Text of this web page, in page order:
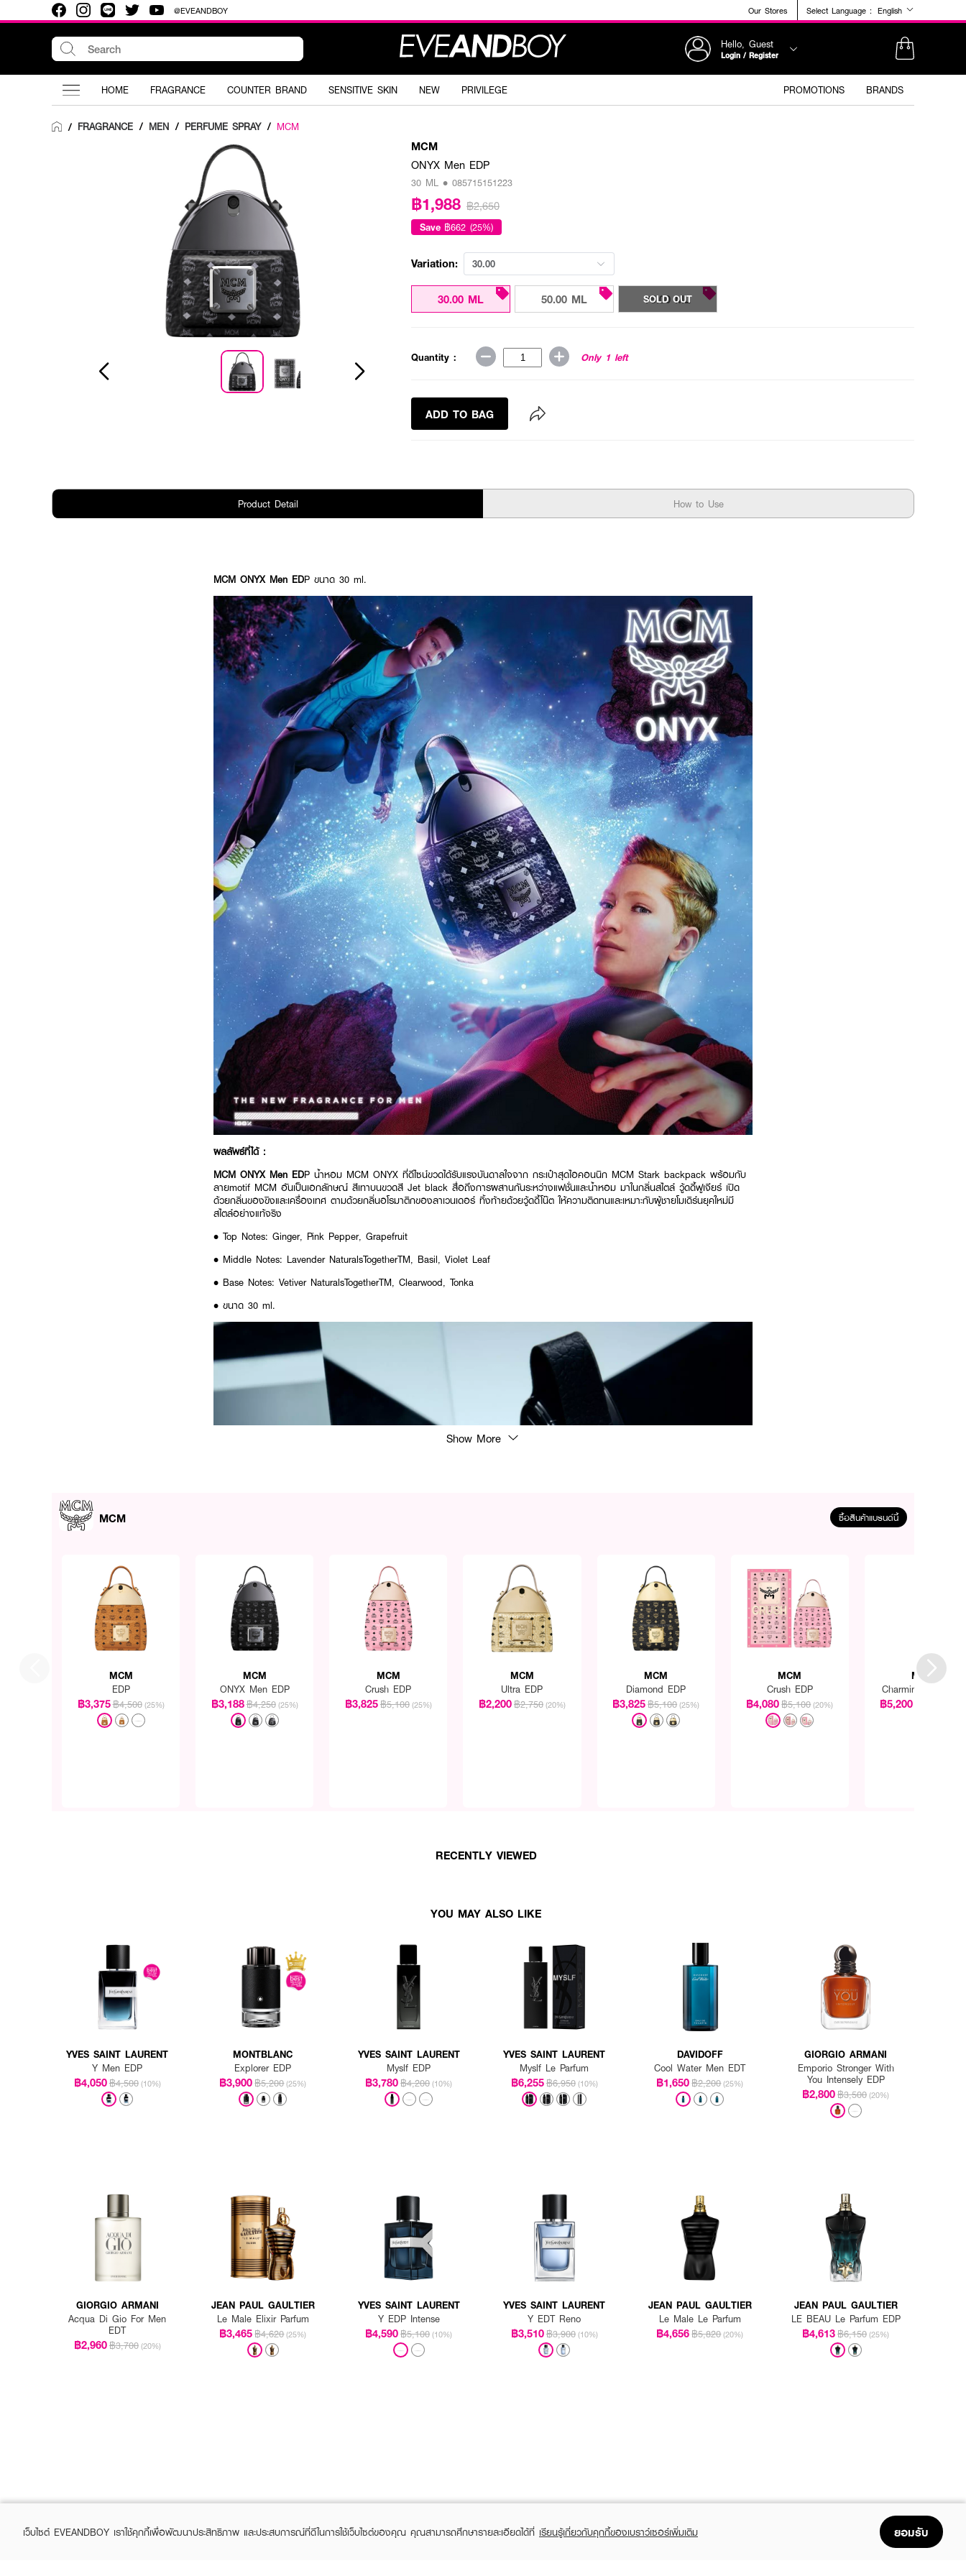
@EVEANDBOY Our Stores Select Language : English
Hello, Guest
Login / Register
HOME FRAGRANCE COUNTER BRAND SENSITIVE SKIN NEW PRIVILEGE PROMOTIONS BRANDS
/ FRAGRANCE / MEN / PERFUME SPRAY / MCM
MCM
ONYX Men EDP
30 ML • 085715151223
฿1,988 ฿2,650
Save ฿662 (25%)
Variation: 30.00
30.00 ML 50.00 ML 75.00 ML
SOLD OUT
Quantity : Only 1 left
ADD TO BAG
Product Detail How to Use
MCM ONYX Men EDP ขนาด 30 ml.
ผลลัพธ์ที่ได้ :
MCM ONYX Men EDP น้ำหอม MCM ONYX ที่ดีไซน์ขวดได้รับแรงบันดาลใจจาก กระเป๋าสุดไอคอนนิก MCM Stark backpack พร้อมกับ
ลายmotif MCM อันเป็นเอกลักษณ์ สีเทาบนขวดสี Jet black สื่อถึงการผสานกันระหว่างแฟชั่นและน้ำหอม มาในกลิ่นสไตล์ วู้ดดี้ฟูเจียร์ เปิด
ด้วยกลิ่นของขิงและเครื่องเทศ ตามด้วยกลิ่นอโรมาติกของลาเวนเดอร์ ทิ้งท้ายด้วยวู้ดดี้โน๊ต ให้ความติดทนและเหมาะกับผู้ชายโมเดิร์นยุคใหม่มี
สไตล์อย่างแท้จริง
• Top Notes: Ginger, Pink Pepper, Grapefruit
• Middle Notes: Lavender NaturalsTogetherTM, Basil, Violet Leaf
• Base Notes: Vetiver NaturalsTogetherTM, Clearwood, Tonka
• ขนาด 30 ml.
How to Use :
P ตามบริเวณจุดชีพจร เช่น ต้นคอ ข้อมือ ข้อพับแขน และสามารถเพิ่มความหอมให้เสื้อผ้า เพื่อกลิ่นที่ติดทนตลอด
ทั้งวัน
Show More
MCM ซื้อสินค้าแบรนด์นี้
MCM
EDP
฿3,375฿4,500 (25%)
MCM
ONYX Men EDP
฿3,188฿4,250 (25%)
MCM
Crush EDP
฿3,825฿5,100 (25%)
MCM
Ultra EDP
฿2,200฿2,750 (20%)
MCM
Diamond EDP
฿3,825฿5,100 (25%)
MCM
Crush EDP
฿4,080฿5,100 (20%)
MCM
Charming Pup EDP
฿5,200
RECENTLY VIEWED
YOU MAY ALSO LIKE
YVES SAINT LAURENT
Y Men EDP
฿4,050฿4,500 (10%)
MONTBLANC
Explorer EDP
฿3,900฿5,200 (25%)
YVES SAINT LAURENT
Myslf EDP
฿3,780฿4,200 (10%)
YVES SAINT LAURENT
Myslf Le Parfum
฿6,255฿6,950 (10%)
DAVIDOFF
Cool Water Men EDT
฿1,650฿2,200 (25%)
GIORGIO ARMANI
Emporio Stronger With
You Intensely EDP
฿2,800฿3,500 (20%)
GIORGIO ARMANI
Acqua Di Gio For Men
EDT
฿2,960฿3,700 (20%)
JEAN PAUL GAULTIER
Le Male Elixir Parfum
฿3,465฿4,620 (25%)
YVES SAINT LAURENT
Y EDP Intense
฿4,590฿5,100 (10%)
YVES SAINT LAURENT
Y EDT Reno
฿3,510฿3,900 (10%)
JEAN PAUL GAULTIER
Le Male Le Parfum
฿4,656฿5,820 (20%)
JEAN PAUL GAULTIER
LE BEAU Le Parfum EDP
฿4,613฿6,150 (25%)
เว็บไซต์ EVEANDBOY เราใช้คุกกี้เพื่อพัฒนาประสิทธิภาพ และประสบการณ์ที่ดีในการใช้เว็บไซต์ของคุณ คุณสามารถศึกษารายละเอียดได้ที่ เรียนรู้เกี่ยวกับคุกกี้ของเบราว์เซอร์เพิ่มเติม ยอมรับ